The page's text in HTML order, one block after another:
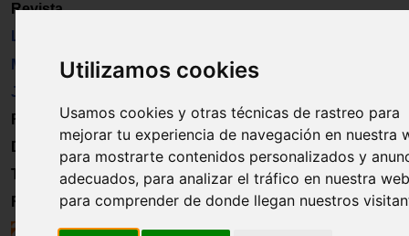
Utilizamos cookies
Usamos cookies y otras técnicas de rastreo para
mejorar tu experiencia de navegación en nuestra
para mostrarte contenidos personalizados y
adecuados, para analizar el tráfico en nuestra
para comprender de donde llegan nuestros
Revista
Libros
Material
Juguetes
Formación
Directorio
Trabajo
Registro